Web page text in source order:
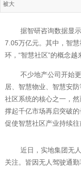
被大
据智研咨询数据显
7.05万亿元。其中，智
环，“智慧社区”的概念越
不少地产公司开始
居、智慧物业、智慧安
社区系统的核心之一，
撑起千亿市场再启突破
促使智慧社区产业持续往
近日，实地集团无
关注。皆因无人驾驶通